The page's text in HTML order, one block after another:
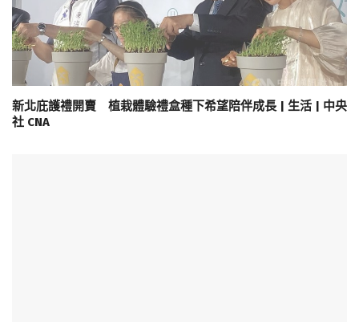
新北庇護禮開賣 植栽體驗禮盒種下希望陪伴成長 | 生活 | 中央
社 CNA